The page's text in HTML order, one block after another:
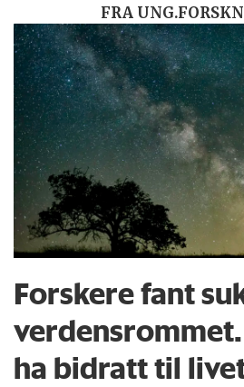
FRA
Forskere fant
ha bidratt til